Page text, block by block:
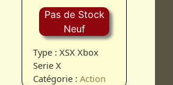
Pas de Stock
Neuf
Type : XSX Xbox
Serie X
Catégorie :Action